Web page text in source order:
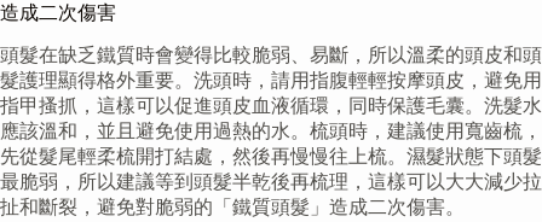
造成二次傷害
頭髮在缺乏鐵質時會變得比較脆弱、易斷，所以溫柔的頭皮和頭
髮護理顯得格外重要。洗頭時，請用指腹輕輕按摩頭皮，避免用
指甲搔抓，這樣可以促進頭皮血液循環，同時保護毛囊。洗髮水
應該溫和，並且避免使用過熱的水。梳頭時，建議使用寬齒梳，
先從髮尾輕柔梳開打結處，然後再慢慢往上梳。濕髮狀態下頭髮
最脆弱，所以建議等到頭髮半乾後再梳理，這樣可以大大減少拉
扯和斷裂，避免對脆弱的「鐵質頭髮」造成二次傷害。